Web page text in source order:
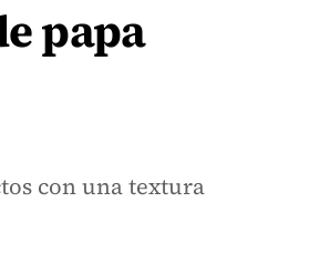
papa
con una textura